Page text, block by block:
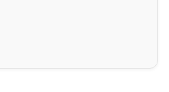
Stadtteil in Frankfurt am
Schulen,
Mietpreise.